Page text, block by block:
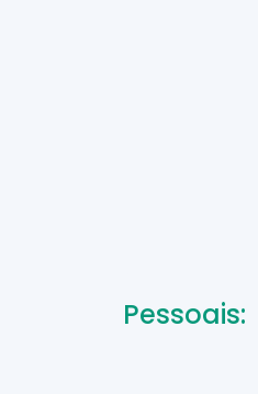
Pessoais: